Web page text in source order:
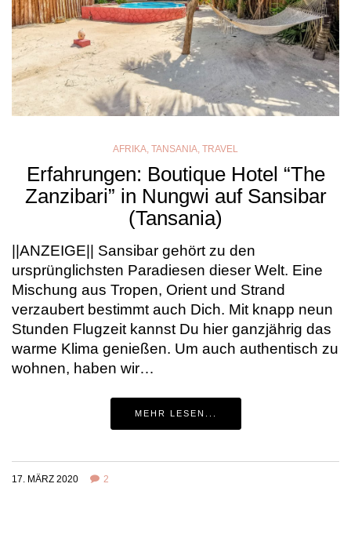
AFRIKA, TANSANIA, TRAVEL
Erfahrungen: Boutique Hotel “The
Zanzibari” in Nungwi auf Sansibar
(Tansania)
||ANZEIGE|| Sansibar gehört zu den
ursprünglichsten Paradiesen dieser Welt. Eine
Mischung aus Tropen, Orient und Strand
verzaubert bestimmt auch Dich. Mit knapp neun
Stunden Flugzeit kannst Du hier ganzjährig das
warme Klima genießen. Um auch authentisch zu
wohnen, haben wir…
MEHR LESEN...
17. MÄRZ 2020 2